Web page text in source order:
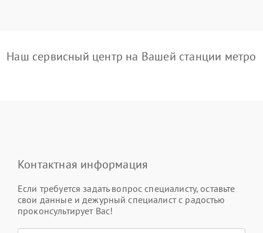
Наш сервисный центр на Вашей станции метро
Контактная информация
Если требуется задать вопрос специалисту, оставьте
свои данные и дежурный специалист с радостью
проконсультирует Вас!